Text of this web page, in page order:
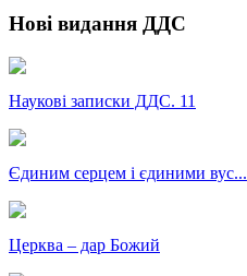
Нові видання ДДС
Наукові записки ДДС. 11
Єдиним серцем і єдиними вус...
Церква – дар Божий